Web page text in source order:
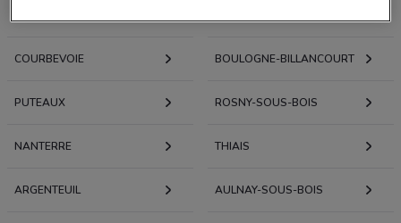
COURBEVOIE BOULOGNE-BILLANCOURT
PUTEAUX ROSNY-SOUS-BOIS
NANTERRE THIAIS
ARGENTEUIL AULNAY-SOUS-BOIS